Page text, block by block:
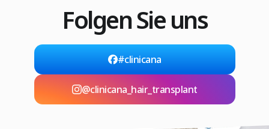
Folgen Sie uns
#clinicana
@clinicana_hair_transplant